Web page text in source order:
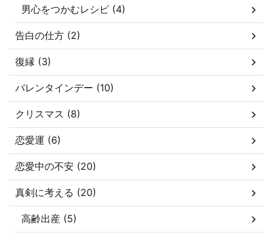
男心をつかむレシピ (4)
告白の仕方 (2)
復縁 (3)
バレンタインデー (10)
クリスマス (8)
恋愛運 (6)
恋愛中の不安 (20)
真剣に考える (20)
高齢出産 (5)